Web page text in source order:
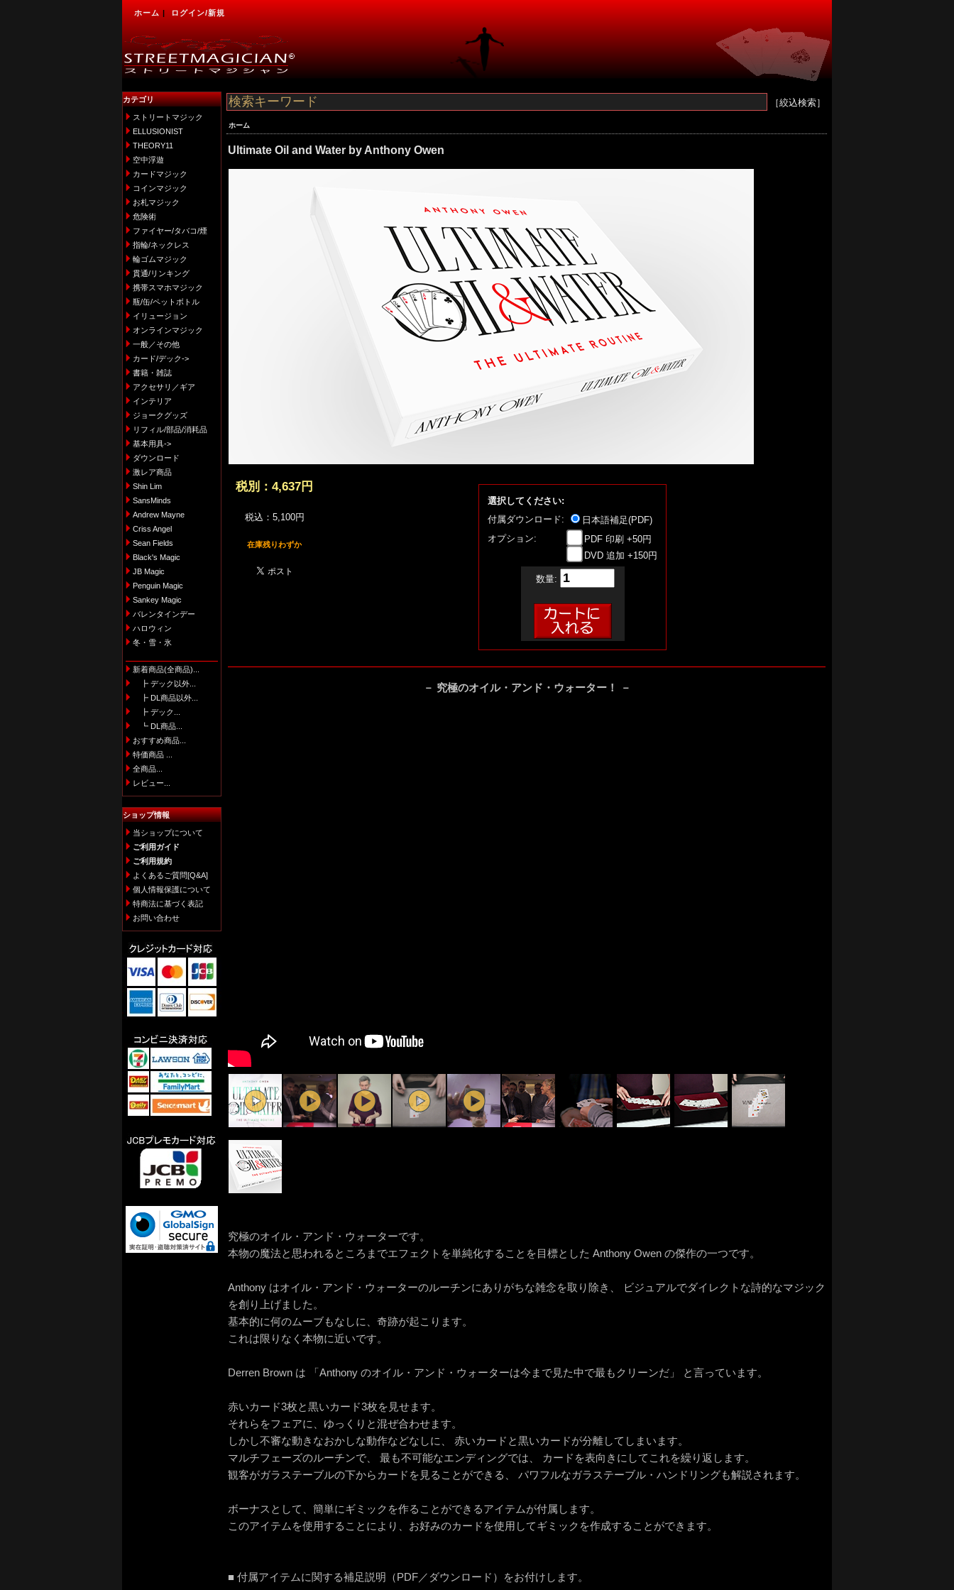
ホーム | ログイン/新規
カテゴリ
ストリートマジック
ELLUSIONIST
THEORY11
空中浮遊
カードマジック
コインマジック
お札マジック
危険術
ファイヤー/タバコ/煙
指輪/ネックレス
輪ゴムマジック
貫通/リンキング
携帯スマホマジック
瓶/缶/ペットボトル
イリュージョン
オンラインマジック
一般／その他
カード/デック->
書籍・雑誌
アクセサリ／ギア
インテリア
ジョークグッズ
リフィル/部品/消耗品
基本用具->
ダウンロード
激レア商品
Shin Lim
SansMinds
Andrew Mayne
Criss Angel
Sean Fields
Black's Magic
JB Magic
Penguin Magic
Sankey Magic
バレンタインデー
ハロウィン
冬・雪・氷
新着商品(全商品)...
┣ デック以外...
┣ DL商品以外...
┣ デック...
┗ DL商品...
おすすめ商品...
特価商品 ...
全商品...
レビュー...
ショップ情報
当ショップについて
ご利用ガイド
ご利用規約
よくあるご質問[Q&A]
個人情報保護について
特商法に基づく表記
お問い合わせ
［絞込検索］
ホーム
Ultimate Oil and Water by Anthony Owen
税別： 4,637円
税込：5,100円
在庫残りわずか
選択してください:
付属ダウンロード:
日本語補足(PDF)
オプション:
PDF 印刷 +50円
DVD 追加 +150円
数量:
－ 究極のオイル・アンド・ウォーター！ －
究極のオイル・アンド・ウォーターです。
本物の魔法と思われるところまでエフェクトを単純化することを目標とした Anthony Owen の傑作の一つです。
Anthony はオイル・アンド・ウォーターのルーチンにありがちな雑念を取り除き、 ビジュアルでダイレクトな詩的なマジック
を創り上げました。
基本的に何のムーブもなしに、奇跡が起こります。
これは限りなく本物に近いです。
Derren Brown は 「Anthony のオイル・アンド・ウォーターは今まで見た中で最もクリーンだ」 と言っています。
赤いカード3枚と黒いカード3枚を見せます。
それらをフェアに、ゆっくりと混ぜ合わせます。
しかし不審な動きなおかしな動作などなしに、 赤いカードと黒いカードが分離してしまいます。
マルチフェーズのルーチンで、 最も不可能なエンディングでは、 カードを表向きにしてこれを繰り返します。
観客がガラステーブルの下からカードを見ることができる、 パワフルなガラステーブル・ハンドリングも解説されます。
ボーナスとして、簡単にギミックを作ることができるアイテムが付属します。
このアイテムを使用することにより、お好みのカードを使用してギミックを作成することができます。
■ 付属アイテムに関する補足説明（PDF／ダウンロード）をお付けします。